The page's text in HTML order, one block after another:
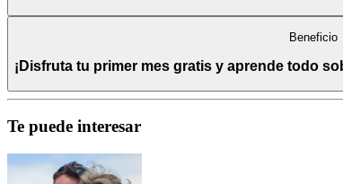
Beneficio
¡Disfruta tu primer mes gratis y aprende todo
Te puede interesar